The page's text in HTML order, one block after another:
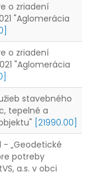
o zriadení
"Aglomerácia
o zriadení
"Aglomerácia
stavebného
tepelné a
[21990.00]
- „Geodetické
potreby
a.s. v obci